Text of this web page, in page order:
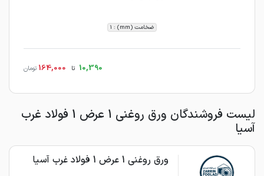
ضخامت (mm) : 1
10,390 تا 164,000 تومان
لیست فروشندگان ورق روغنی 1 عرض 1 فولاد غرب
آسیا
ورق روغنی 1 عرض 1 فولاد غرب آسیا